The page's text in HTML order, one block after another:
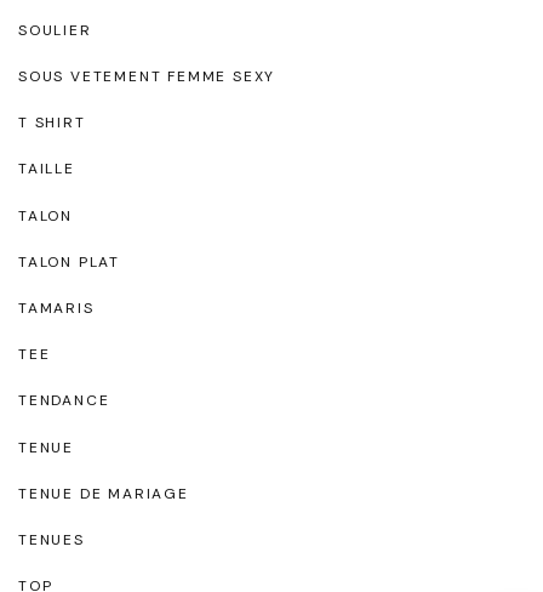
SOULIER
SOUS VETEMENT FEMME SEXY
T SHIRT
TAILLE
TALON
TALON PLAT
TAMARIS
TEE
TENDANCE
TENUE
TENUE DE MARIAGE
TENUES
TOP